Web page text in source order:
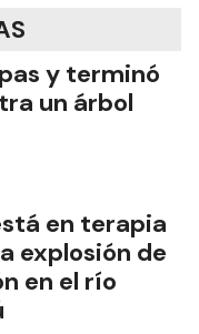
y terminó
un árbol
en terapia
explosión de
en el río